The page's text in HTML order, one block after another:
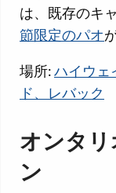
は、既存のキ
節限定のパオ
場所:ハイウェ
ド、レバック
オンタ
ン